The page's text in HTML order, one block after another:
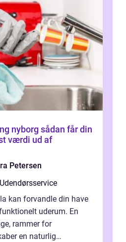
sådan får din
værdi ud af
Petersen
kan forvandle din have
uderum. En
rammer for
en naturlig